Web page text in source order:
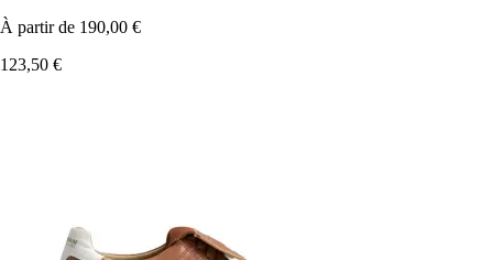
À partir de 190,00 €
123,50 €